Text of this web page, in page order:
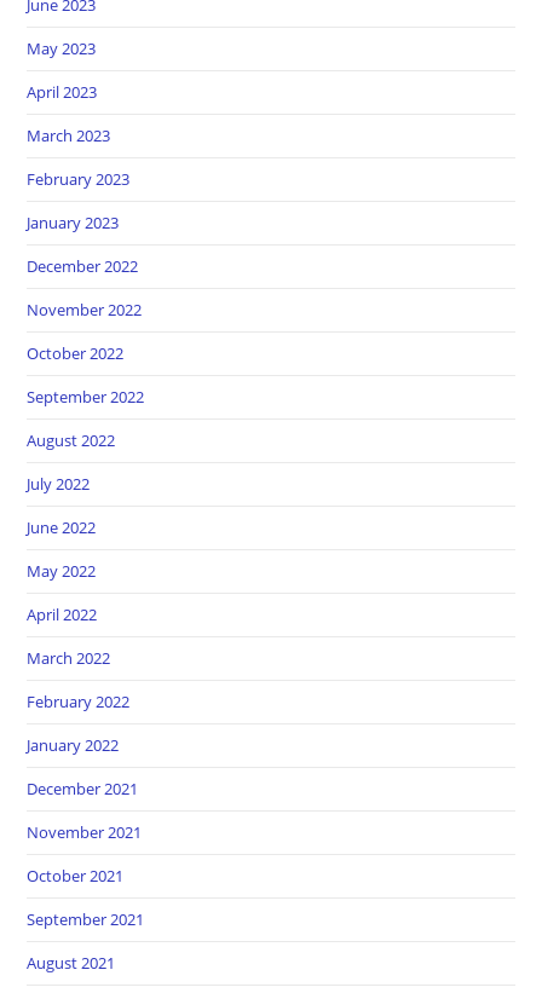
June 2023
May 2023
April 2023
March 2023
February 2023
January 2023
December 2022
November 2022
October 2022
September 2022
August 2022
July 2022
June 2022
May 2022
April 2022
March 2022
February 2022
January 2022
December 2021
November 2021
October 2021
September 2021
August 2021